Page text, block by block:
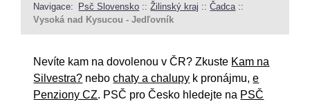
Navigace: Psč Slovensko ::Žilinský kraj ::Čadca ::
Vysoká nad Kysucou - Jedľovník
Nevíte kam na dovolenou v ČR? Zkuste Kam na
Silvestra? nebochaty a chalupy k pronájmu,e
Penziony CZ. PSČ pro Česko hledejte na PSČ